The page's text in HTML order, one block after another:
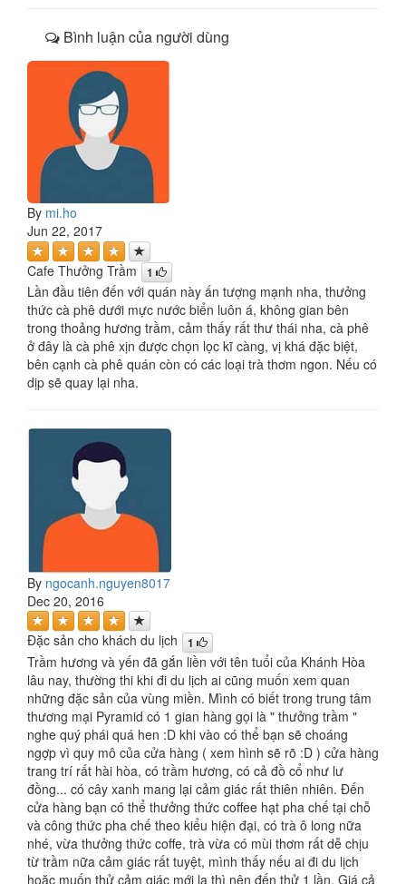
Bình luận của người dùng
By mi.ho
Jun 22, 2017
Cafe Thưởng Trầm 1
Lần đầu tiên đến với quán này ấn tượng mạnh nha, thưởng
thức cà phê dưới mực nước biển luôn á, không gian bên
trong thoảng hương trầm, cảm thấy rất thư thái nha, cà phê
ở đây là cà phê xịn được chọn lọc kĩ càng, vị khá đặc biệt,
bên cạnh cà phê quán còn có các loại trà thơm ngon. Nếu có
dịp sẽ quay lại nha.
By ngocanh.nguyen8017
Dec 20, 2016
Đặc sản cho khách du lịch 1
Trầm hương và yến đã gắn liền với tên tuổi của Khánh Hòa
lâu nay, thường thi khi đi du lịch ai cũng muốn xem quan
những đặc sản của vùng miền. Mình có biết trong trung tâm
thương mại Pyramid có 1 gian hàng gọi là " thưởng trầm "
nghe quý phái quá hen :D khi vào có thể bạn sẽ choáng
ngợp vì quy mô của cửa hàng ( xem hình sẽ rõ :D ) cửa hàng
trang trí rất hài hòa, có trầm hương, có cả đồ cổ như lư
đồng... có cây xanh mang lại cảm giác rất thiên nhiên. Đến
cửa hàng bạn có thể thưởng thức coffee hạt pha chế tại chỗ
và công thức pha chế theo kiểu hiện đại, có trà ô long nữa
nhé, vừa thưởng thức coffe, trà vừa có mùi thơm rất dễ chịu
từ trầm nữa cảm giác rất tuyệt, mình thấy nếu ai đi du lịch
hoặc muốn thử cảm giác mới lạ thì nên đến thử 1 lần. Giá cả